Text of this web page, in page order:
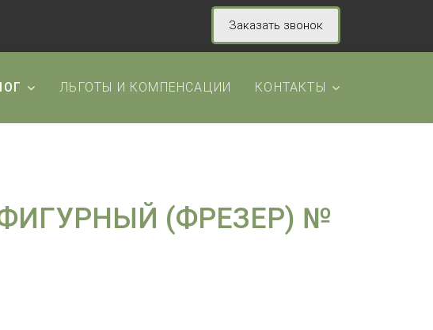
Заказать звонок
ЛЬГОТЫ И КОМПЕНСАЦИИ КОНТАКТЫ
(ФРЕЗЕР) №